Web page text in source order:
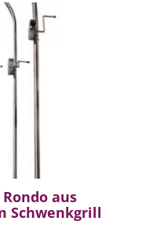
aus
Schwenkgrill